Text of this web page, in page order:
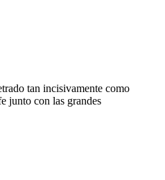
tan incisivamente como
junto con las grandes